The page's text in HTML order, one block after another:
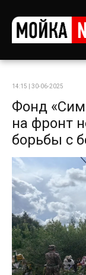
14:15 | 30-06-2025
Фонд
на фронт
борьбы с